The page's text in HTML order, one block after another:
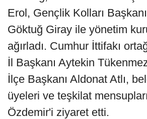
Erol, Gençlik Kolları
Göktuğ Giray ile yönetim
ağırladı. Cumhur İttifakı
İl Başkanı Aytekin
İlçe Başkanı Aldonat Atlı,
üyeleri ve teşkilat
Özdemir'i ziyaret etti.